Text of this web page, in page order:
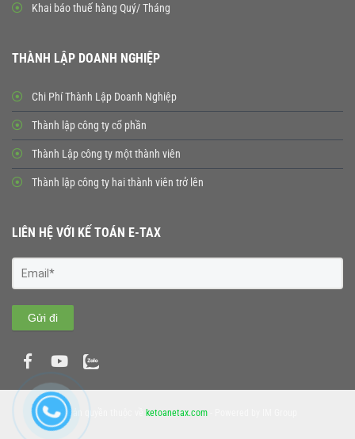
Khai báo thuế hàng Quý/ Tháng
THÀNH LẬP DOANH NGHIỆP
Chi Phí Thành Lập Doanh Nghiệp
Thành lập công ty cổ phần
Thành Lập công ty một thành viên
Thành lập công ty hai thành viên trở lên
LIÊN HỆ VỚI KẾ TOÁN E-TAX
Gửi đi
© Bản quyền thuộc về ketoanetax.com